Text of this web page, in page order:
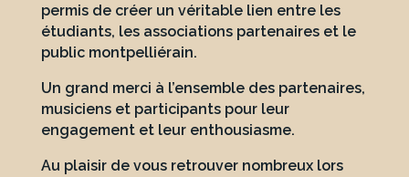
permis de créer un véritable lien entre les
étudiants, les associations partenaires et le
public montpelliérain.
Un grand merci à l’ensemble des partenaires,
musiciens et participants pour leur
engagement et leur enthousiasme.
Au plaisir de vous retrouver nombreux lors